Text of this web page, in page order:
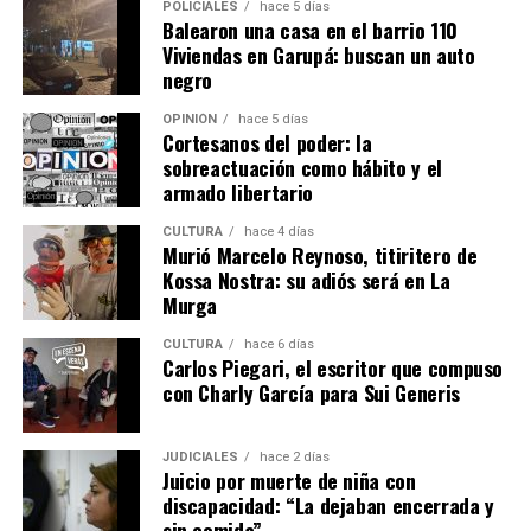
“Una cosa es diseñar una máquina en la computadora y
otra muy distinta es subirse a un tractor, sentir cómo
trabaja y entender en condiciones reales lo que uno
proyecta”.
Una fábrica misionera con proyección
internacional
La empresa Lory emplea actualmente a 17 personas,
entre personal administrativo, ingenieros de diseño y
operarios de producción.
La firma fabrica cosechadoras de yerba mate, té y
tabaco, además de implementos agrícolas como
desmalezadoras, fumigadoras, fertilizadoras y otros
equipos adaptados a las condiciones productivas de
Misiones.
Ante la caída de las ventas de maquinaria en los últimos
POLICIALES hace 5 días
Balearon una casa en el barrio 110
Viviendas en Garupá: buscan un auto
negro
OPINIÓN hace 5 días
Cortesanos del poder: la
sobreactuación como hábito y el
armado libertario
CULTURA hace 4 días
Murió Marcelo Reynoso, titiritero de
Kossa Nostra: su adiós será en La
Murga
CULTURA hace 6 días
Carlos Piegari, el escritor que compuso
con Charly García para Sui Generis
JUDICIALES hace 2 días
Juicio por muerte de niña con
discapacidad: “La dejaban encerrada y